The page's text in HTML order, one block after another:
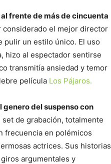
frente de más de cincuenta
considerado el mejor director
pulir un estilo único. El uso
hizo al espectador sentirse
transmitía ansiedad y temor
película Los Pájaros.
del suspenso con
de grabación, totalmente
frecuencia en polémicos
actrices. Sus historias
argumentales y